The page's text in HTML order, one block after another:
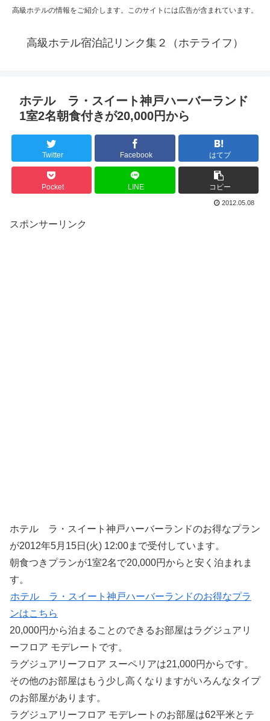
高級ホテルの情報をご紹介します。このサイトには広告が含まれています。
高級ホテル宿泊記リンク集２（ホテライフ）
ホテル ラ・スイート神戸ハーバーランド
1室2名朝食付きが20,000円から
Twitter Facebook はてブ
Pocket LINE コピー
2012.05.08
スポンサーリンク
ホテル ラ・スイート神戸ハーバーランドのお得なプラン
が2012年5月15日(火) 12:00まで受付しています。
朝食つきプランが1室2名で20,000円からと安く泊まれま
す。
ホテル ラ・スイート神戸ハーバーランドのお得なプラ
ンはこちら
20,000円から泊まることのできるお部屋はラグジュアリ
ーフロア モデレートです。
ラグジュアリーフロア スーペリアは21,000円からです。
その他のお部屋はもう少し高くなりますがいろんなタイプ
のお部屋があります。
ラグジュアリーフロア モデレートのお部屋は62平米とテ